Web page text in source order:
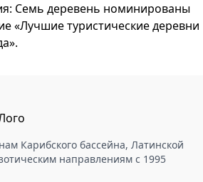
Семь деревень номинированы
«Лучшие туристические деревни
Карибского бассейна, Латинской
направлениям с 1995